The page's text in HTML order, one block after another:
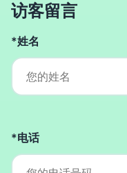
访客留言
*姓名
*电话